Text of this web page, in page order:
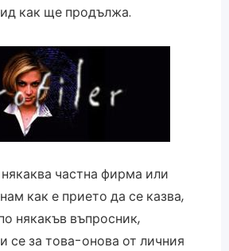
как ще продължа.
частна фирма или
как е прието да се казва,
някакъв въпросник,
се за това-онова от личния